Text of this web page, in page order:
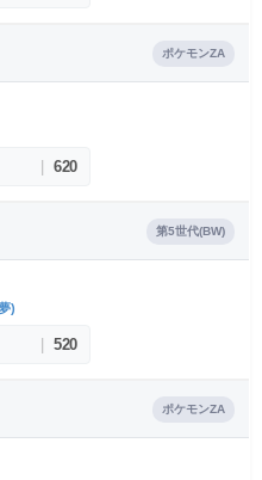
ポケモンZA
620
第5世代(BW)
)
520
ポケモンZA